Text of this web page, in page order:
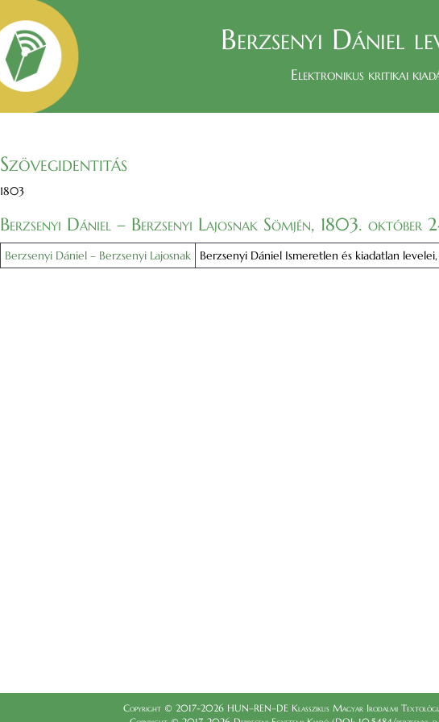
Berzsenyi Dániel
Elektronikus kritikai
Szövegidentitás
1803
Berzsenyi Dániel – Berzsenyi Lajosnak Sömjén, 1803. október
Berzsenyi Dániel – Berzsenyi Lajosnak Berzsenyi Dániel Ismeretlen és kiadatlan levelei,
Copyright © 2017-2026 HUN–REN–DE Klasszikus Magyar Irodalmi